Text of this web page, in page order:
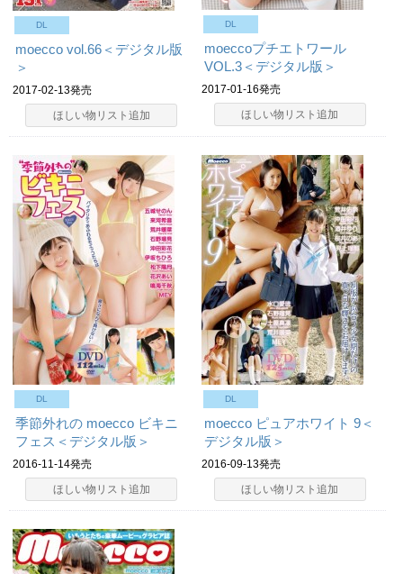
DL
moecco vol.66＜デジタル版
＞
2017-02-13発売
ほしい物リスト追加
DL
moeccoプチエトワール
VOL.3＜デジタル版＞
2017-01-16発売
ほしい物リスト追加
DL
季節外れの moecco ビキニ
フェス＜デジタル版＞
2016-11-14発売
ほしい物リスト追加
DL
moecco ピュアホワイト 9＜
デジタル版＞
2016-09-13発売
ほしい物リスト追加